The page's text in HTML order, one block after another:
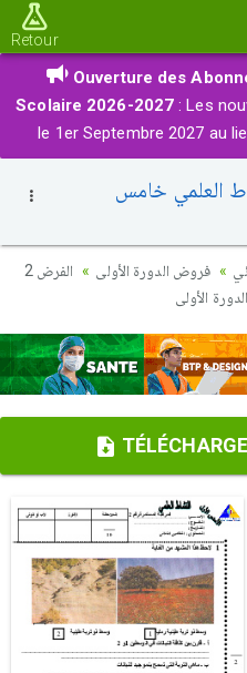
Retour
Ouverture des
Scolaire 2026-2027 : Les
le 1er Septembre 2027 au
6 - النشاط العلمي خامس
فروض الدورة الأولى
الفرض 2